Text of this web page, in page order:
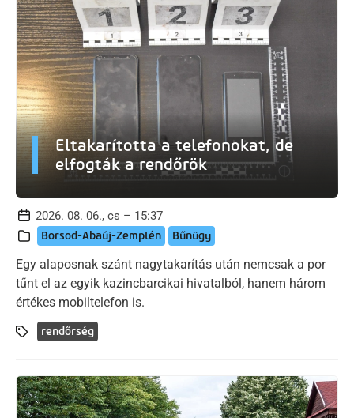
Eltakarította a telefonokat, de
elfogták a rendőrök
2026. 08. 06., cs – 15:37
Borsod-Abaúj-Zemplén Bűnügy
Egy alaposnak szánt nagytakarítás után nemcsak a por
tűnt el az egyik kazincbarcikai hivatalból, hanem három
értékes mobiltelefon is.
rendőrség